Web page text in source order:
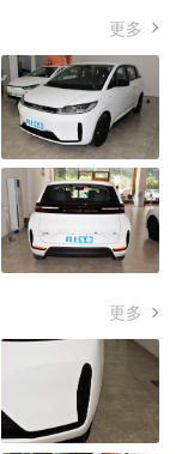
更多
更多